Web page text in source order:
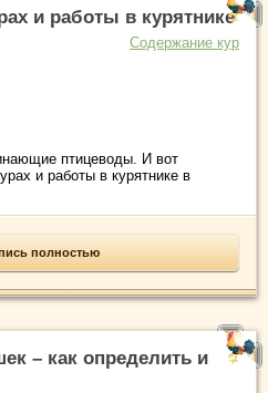
и работы в курятнике
Содержание кур
птицеводы. И вот
и работы в курятнике в
полностью
– как определить и